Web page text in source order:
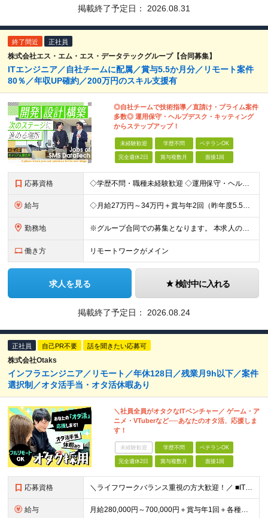
掲載終了予定日： 2026.08.31
終了間近 正社員
株式会社エス・エム・エス・データテックグループ【合同募集】
ITエンジニア／自社チームに配属／賞与5.5か月分／リモート案件
80％／年収UP確約／200万円のスキル支援有
◎自社チームで技術指導／直請け・プライム案件
多数◎ 運用保守・ヘルプデスク・キッティング
からステップアップ！
未経験歓迎 学歴不問 ベテランOK
完全週休2日 賞与複数月 面接1回
応募資格 ◇学歴不問・職種未経験歓迎 ◇運用保守・ヘルプデスクなど…IT業界の経験があればOK ◎第二新卒歓迎 必須条件―MUST― ○IT業界の経験がある方 運用保守・ヘルプデスク・キッティングなど… まず
給与 ◇月給27万円～34万円＋賞与年2回（昨年度5.5カ月分） ★前職の給与を保証します！ ※残業代全額支給 ※一律手当を含む ※今までの経験・スキルを考慮のうえ決定 ＼豊かな経験をお持ちの方は加給優
勤務地 ※グループ合同での募集となります。 本求人の雇用は「 株式会社エス・エム・エス・データテック 」となります。 ◇転勤なし ◇8割がリモート案件 ◇東京・大阪・名古屋の拠点、またはプロジェクト先へ配
働き方 リモートワークがメイン
求人を見る 検討中に入れる
掲載終了予定日： 2026.08.24
正社員 自己PR不要 話を聞きたい応募可
株式会社Otaks
インフラエンジニア／リモート／年休128日／残業月9h以下／案件
選択制／オタ活手当・オタ活休暇あり
＼社員全員がオタクなITベンチャー／ ゲーム・ア
ニメ・VTuberなど──あなたのオタ活、応援しま
す！
未経験歓迎 学歴不問 ベテランOK
完全週休2日 賞与複数月 面接1回
応募資格 ＼ライフワークバランス重視の方大歓迎！／ ■IT業界で何かしらの実務経験をお持ちの方（1年以上） ※技術領域や工程は不問です。 ＼こんな方はぜひご応募ください！／ ★何かに熱中できる方 ★趣味も仕事
給与 月給280,000円～700,000円＋賞与年1回＋各種手当 ★上記にはみなし残業代として月30時間分（47,750円～130,424円）を含みます。超過分は別途支給します ★経験やスキル、キャリアの